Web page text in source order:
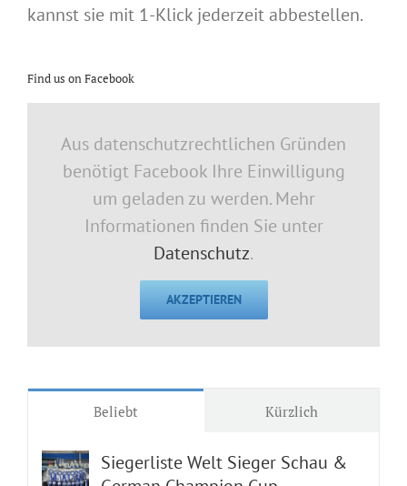
kannst sie mit 1-Klick jederzeit abbestellen.
Find us on Facebook
Aus datenschutzrechtlichen Gründen
benötigt Facebook Ihre Einwilligung
um geladen zu werden. Mehr
Informationen finden Sie unter
Datenschutz.
AKZEPTIEREN
Beliebt Kürzlich
Siegerliste Welt Sieger Schau &